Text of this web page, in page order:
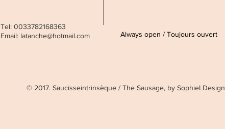
Tel: 0033782168363
Email: latanche@hotmail.com Always open / Toujours ouvert
© 2017. Saucisseintrinsèque / The Sausage, by SophieLDesign